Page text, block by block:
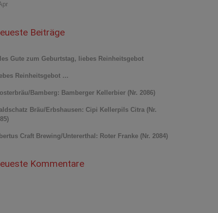
Beiträge
Gute zum Geburtstag, liebes Reinheitsgebot
Reinheitsgebot …
Bamberg: Bamberger Kellerbier (Nr. 2086)
Bräu/Erbshausen: Cipi Kellerpils Citra (Nr.
Craft Brewing/Untererthal: Roter Franke (Nr. 2084)
Kommentare